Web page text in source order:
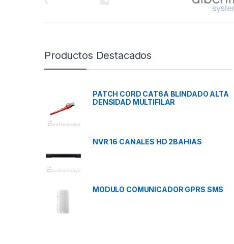
Productos Destacados
PATCH CORD CAT6A BLINDADO ALTA
DENSIDAD MULTIFILAR
NVR 16 CANALES HD 2BAHIAS
MODULO COMUNICADOR GPRS SMS